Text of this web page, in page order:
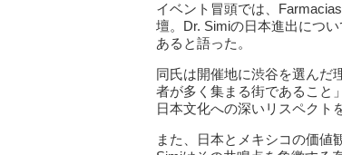
イベント冒頭では、
壇。Dr. Simiの日本進出につ
あると語った。
同氏は開催地に渋谷を選んだ
者が多く集まる街であること
日本文化への深いリスペクト
また、日本とメキシコの価値